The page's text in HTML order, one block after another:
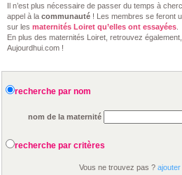
Il n’est plus nécessaire de passer du temps à
appel à la communauté ! Les membres se feront
sur les maternités Loiret qu’elles ont essayées
En plus des maternités Loiret, retrouvez
Aujourdhui.com !
recherche par nom
nom de la maternité
recherche par critères
Vous ne trouvez pas ?